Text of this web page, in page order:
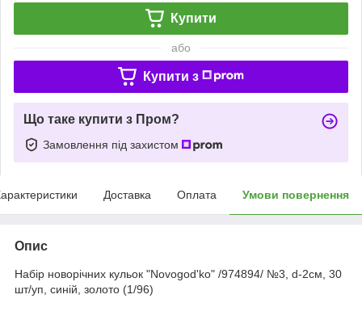
Купити
або
Купити з
Що таке купити з Пром?
Замовлення під захистом
Доставка Оплата Умови повернення
Опис
Набір новорічних кульок "Novogod'ko" /974894/ №3, d-2см, 30
шт/уп, синій, золото (1/96)